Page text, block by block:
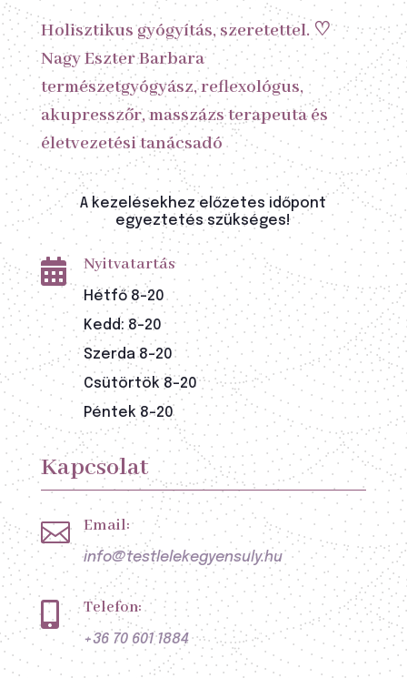
Holisztikus gyógyítás, szeretettel. ♡
Nagy Eszter Barbara
természetgyógyász, reflexológus,
akupresszőr, masszázs terapeuta és
életvezetési tanácsadó
A kezelésekhez előzetes időpont
egyeztetés szükséges!
 Nyitvatartás
Hétfő 8-20
Kedd: 8-20
Szerda 8-20
Csütörtök 8-20
Péntek 8-20
Kapcsolat
 Email:
info@testlelekegyensuly.hu
 Telefon:
+36 70 601 1884